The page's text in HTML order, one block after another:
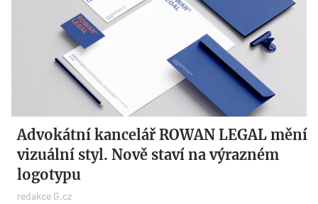
Advokátní kancelář ROWAN LEGAL mění
vizuální styl. Nově staví na výrazném
logotypu
redakce G.cz